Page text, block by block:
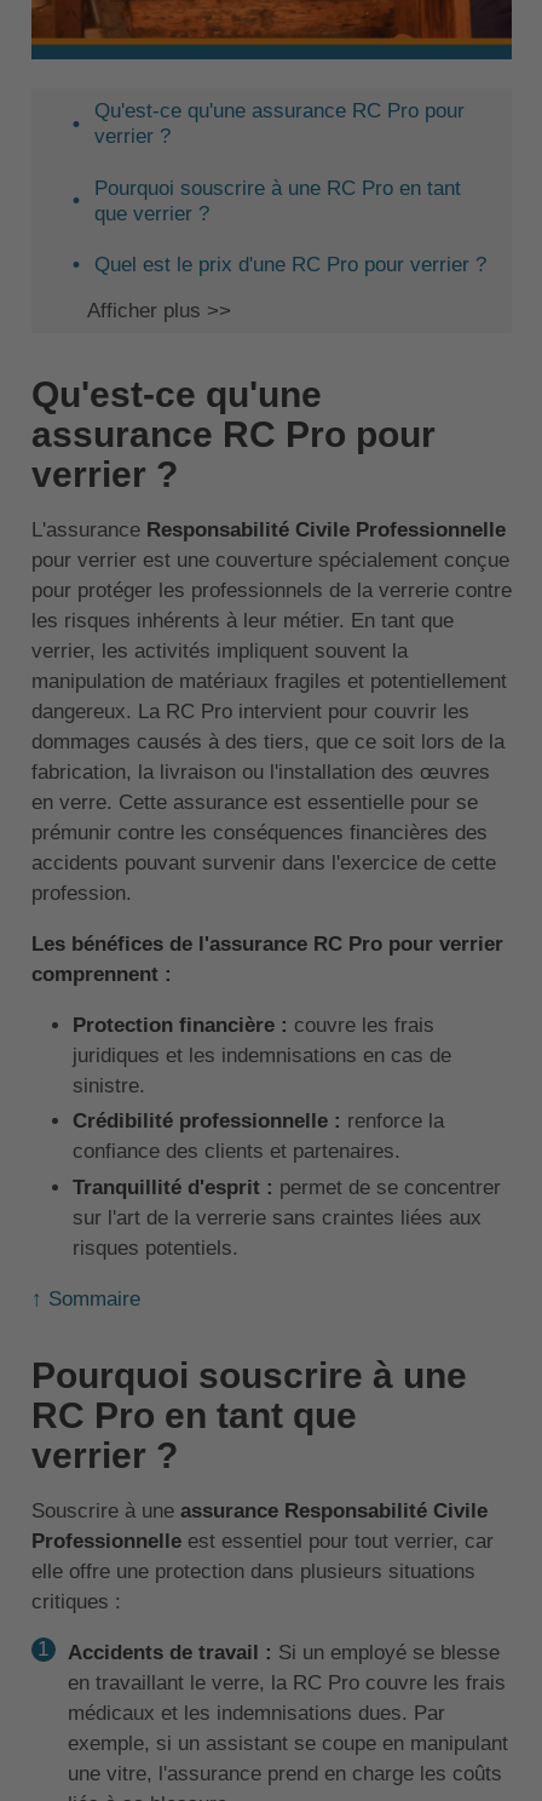
Qu'est-ce qu'une assurance RC Pro pour
verrier ?
Pourquoi souscrire à une RC Pro en tant
que verrier ?
Quel est le prix d'une RC Pro pour verrier ?
Afficher plus >>
Qu'est-ce qu'une
assurance RC Pro pour
verrier ?
L'assurance Responsabilité Civile Professionnelle
pour verrier est une couverture spécialement conçue
pour protéger les professionnels de la verrerie contre
les risques inhérents à leur métier. En tant que
verrier, les activités impliquent souvent la
manipulation de matériaux fragiles et potentiellement
dangereux. La RC Pro intervient pour couvrir les
dommages causés à des tiers, que ce soit lors de la
fabrication, la livraison ou l'installation des œuvres
en verre. Cette assurance est essentielle pour se
prémunir contre les conséquences financières des
accidents pouvant survenir dans l'exercice de cette
profession.
Les bénéfices de l'assurance RC Pro pour verrier
comprennent :
Protection financière : couvre les frais
juridiques et les indemnisations en cas de
sinistre.
Crédibilité professionnelle : renforce la
confiance des clients et partenaires.
Tranquillité d'esprit : permet de se concentrer
sur l'art de la verrerie sans craintes liées aux
risques potentiels.
↑ Sommaire
Pourquoi souscrire à une
RC Pro en tant que
verrier ?
Souscrire à une assurance Responsabilité Civile
Professionnelleest essentiel pour tout verrier, car
elle offre une protection dans plusieurs situations
critiques :
Accidents de travail : Si un employé se blesse
en travaillant le verre, la RC Pro couvre les frais
médicaux et les indemnisations dues. Par
exemple, si un assistant se coupe en manipulant
une vitre, l'assurance prend en charge les coûts